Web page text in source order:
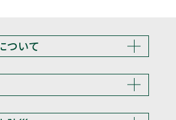
ついて